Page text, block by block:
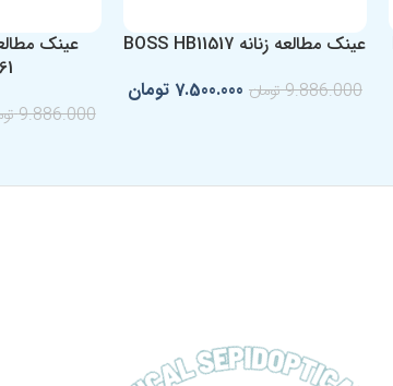
عینک مطالعه زنانه BOSS HB11517
9.886.000تومان 7.500.000 تومان
9.886.000